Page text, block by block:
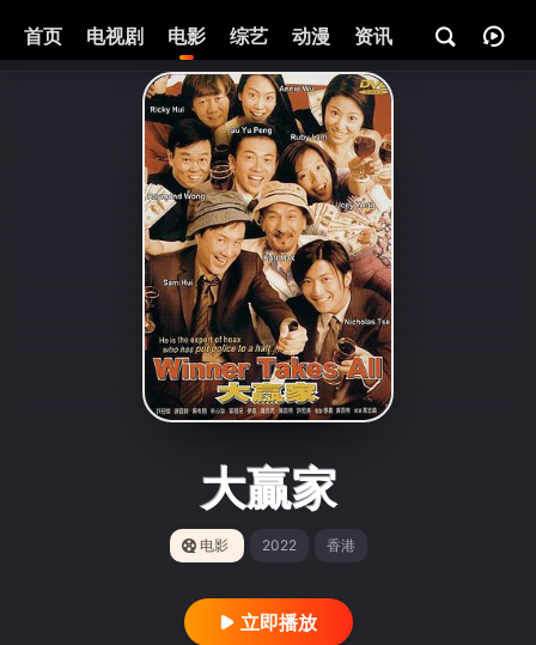
首页 电视剧 电影 综艺 动漫 资讯
大贏家
电影 2022 香港
立即播放